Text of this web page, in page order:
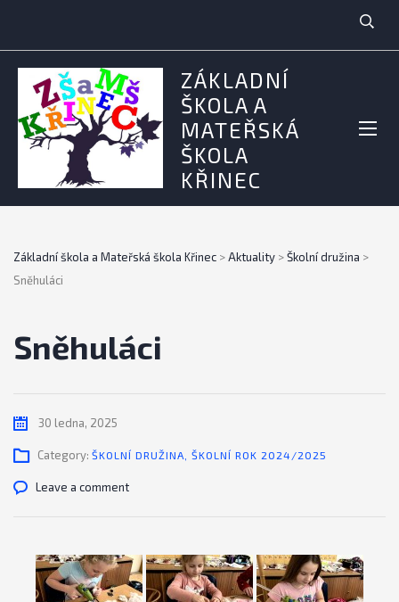
ZÁKLADNÍ
ŠKOLA A
MATEŘSKÁ
ŠKOLA
KŘINEC
Základní škola a Mateřská škola Křinec >Aktuality >Školní družina >
Sněhuláci
Sněhuláci
30 ledna, 2025
Category: ŠKOLNÍ DRUŽINA ŠKOLNÍ ROK 2024/2025
Leave a comment